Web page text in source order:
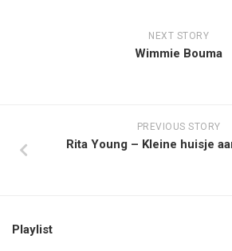
NEXT STORY
Wimmie Bouma
PREVIOUS STORY
Rita Young – Kleine huisje
Playlist